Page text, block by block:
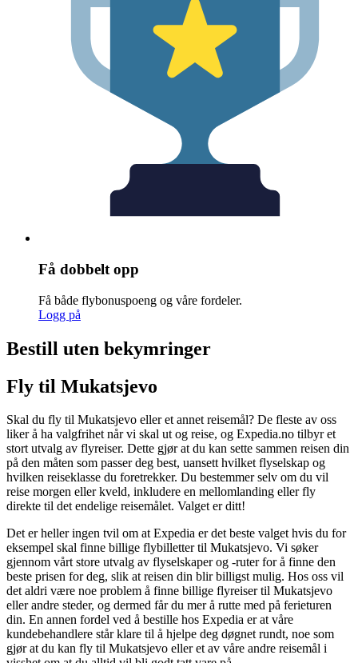
Få dobbelt opp
Få både flybonuspoeng og våre fordeler.
Logg på
Bestill uten bekymringer
Fly til Mukatsjevo
Skal du fly til Mukatsjevo eller et annet reisemål? De fleste av oss
liker å ha valgfrihet når vi skal ut og reise, og Expedia.no tilbyr et
stort utvalg av flyreiser. Dette gjør at du kan sette sammen reisen din
på den måten som passer deg best, uansett hvilket flyselskap og
hvilken reiseklasse du foretrekker. Du bestemmer selv om du vil
reise morgen eller kveld, inkludere en mellomlanding eller fly
direkte til det endelige reisemålet. Valget er ditt!
Det er heller ingen tvil om at Expedia er det beste valget hvis du for
eksempel skal finne billige flybilletter til Mukatsjevo. Vi søker
gjennom vårt store utvalg av flyselskaper og -ruter for å finne den
beste prisen for deg, slik at reisen din blir billigst mulig. Hos oss vil
det aldri være noe problem å finne billige flyreiser til Mukatsjevo
eller andre steder, og dermed får du mer å rutte med på ferieturen
din. En annen fordel ved å bestille hos Expedia er at våre
kundebehandlere står klare til å hjelpe deg døgnet rundt, noe som
gjør at du kan fly til Mukatsjevo eller et av våre andre reisemål i